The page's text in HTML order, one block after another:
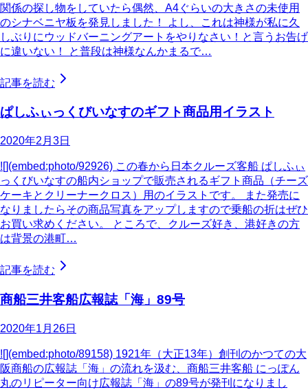
関係の探し物をしていたら偶然、A4ぐらいの大きさの未使用
のシナベニヤ板を発見しました！ よし、これは神様が私に久
しぶりにウッドバーニングアートをやりなさい！と言うお告げ
に違いない！ と普段は神様なんかまるで…
記事を読む
ぱしふぃっくびいなすのギフト商品用イラスト
2020年2月3日
![](embed:photo/92926) この春から日本クルーズ客船 ぱしふぃ
っくびいなすの船内ショップで販売されるギフト商品（チーズ
ケーキとクリーナークロス）用のイラストです。 また発売に
なりましたらその商品写真をアップしますので乗船の折はぜひ
お買い求めください。 ところで、クルーズ好き、港好きの方
は背景の港町…
記事を読む
商船三井客船広報誌「海」89号
2020年1月26日
![](embed:photo/89158) 1921年（大正13年）創刊のかつての大
阪商船の広報誌「海」の流れを汲む、商船三井客船 にっぽん
丸のリピーター向け広報誌「海」の89号が発刊になりまし